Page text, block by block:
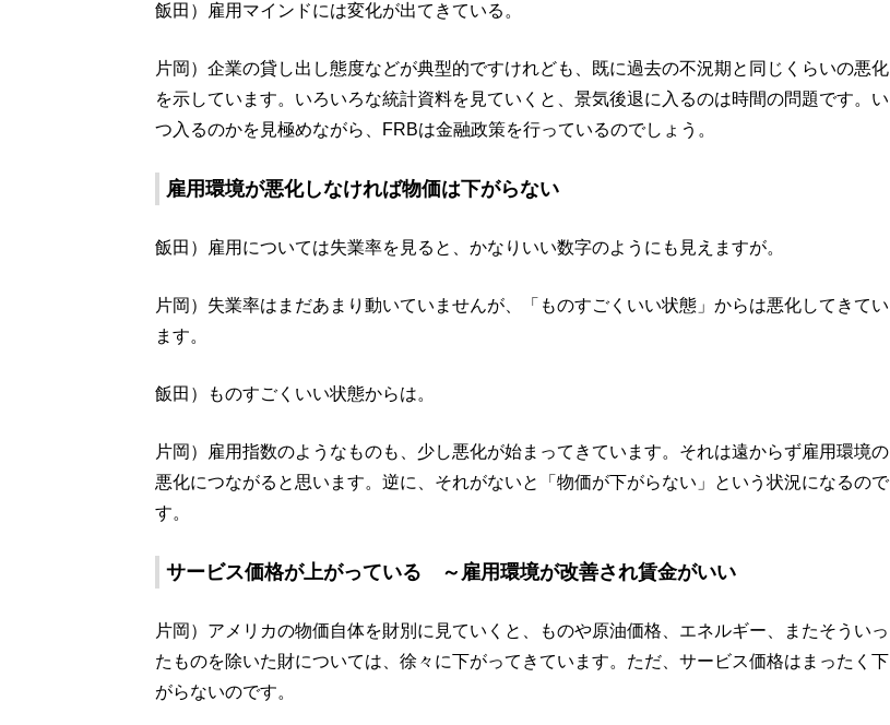
飯田）雇用マインドには変化が出てきている。
片岡）企業の貸し出し態度などが典型的ですけれども、既に過去の不況期と同じくらいの悪化
を示しています。いろいろな統計資料を見ていくと、景気後退に入るのは時間の問題です。い
つ入るのかを見極めながら、FRBは金融政策を行っているのでしょう。
雇用環境が悪化しなければ物価は下がらない
飯田）雇用については失業率を見ると、かなりいい数字のようにも見えますが。
片岡）失業率はまだあまり動いていませんが、「ものすごくいい状態」からは悪化してきてい
ます。
飯田）ものすごくいい状態からは。
片岡）雇用指数のようなものも、少し悪化が始まってきています。それは遠からず雇用環境の
悪化につながると思います。逆に、それがないと「物価が下がらない」という状況になるので
す。
サービス価格が上がっている ～雇用環境が改善され賃金がいい
片岡）アメリカの物価自体を財別に見ていくと、ものや原油価格、エネルギー、またそういっ
たものを除いた財については、徐々に下がってきています。ただ、サービス価格はまったく下
がらないのです。